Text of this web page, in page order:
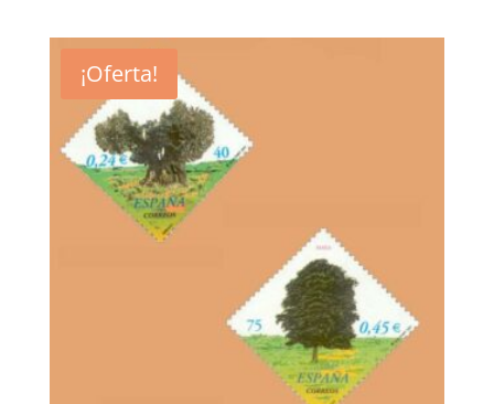
0,60€.0,25€.
¡Oferta!